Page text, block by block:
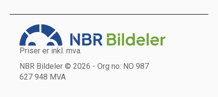
Priser er inkl. mva.
NBR Bildeler © 2026 - Org no: NO 987
627 948 MVA